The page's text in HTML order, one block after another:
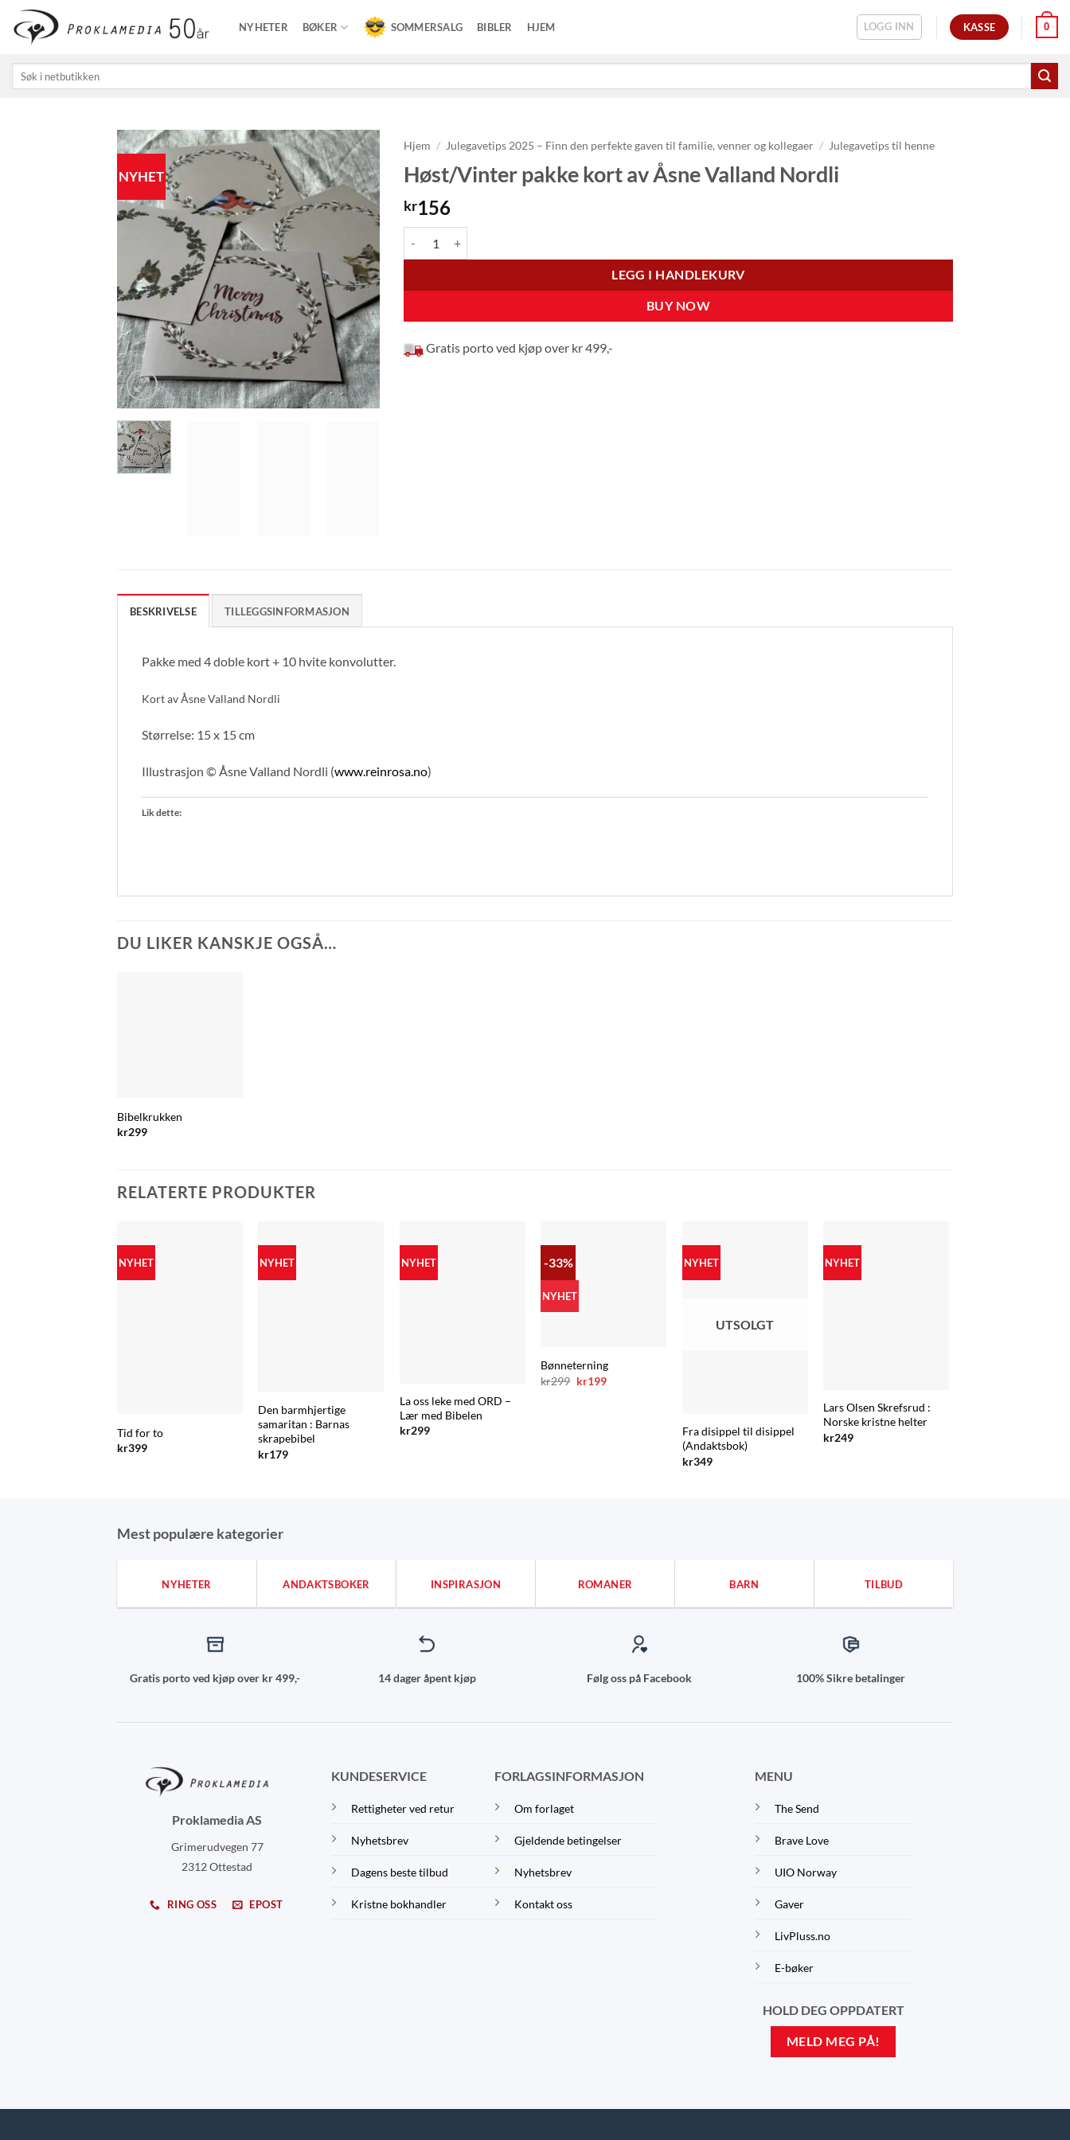
Skip
content
NYHETER BØKER SOMMERSALG BIBLER HJEM LOGG INN KASSE 0
etter:
NYHET
Hjem / Julegavetips 2025 – Finn den perfekte gaven til familie, venner og kollegaer / Julegavetips til henne
Høst/Vinter pakke kort av Åsne Valland Nordli
kr156
LEGG I HANDLEKURV
BUY NOW
Gratis porto ved kjøp over kr 499,-
BESKRIVELSE TILLEGGSINFORMASJON
Pakke med 4 doble kort + 10 hvite konvolutter.
Kort av Åsne Valland Nordli
Størrelse: 15 x 15 cm
Illustrasjon © Åsne Valland Nordli (www.reinrosa.no)
Lik dette:
DU LIKER KANSKJE OGSÅ…
Bibelkrukken
kr299
RELATERTE PRODUKTER
NYHET
Tid for to
kr399
NYHET
Den barmhjertige
samaritan : Barnas
skrapebibel
kr179
NYHET
La oss leke med ORD –
Lær med Bibelen
kr299
-33%
NYHET
Bønneterning
kr299 Opprinnelig
kr199Nåværende
NYHET
UTSOLGT
Fra disippel til disippel
(Andaktsbok)
kr349
NYHET
Lars Olsen Skrefsrud :
Norske kristne helter
kr249
Mest populære kategorier
NYHETER ANDAKTSBOKER INSPIRASJON ROMANER BARN TILBUD
Gratis porto ved kjøp over kr 499,- 14 dager åpent kjøp Følg oss på Facebook 100% Sikre betalinger
Proklamedia AS
Grimerudvegen 77
2312 Ottestad
RING OSS EPOST
KUNDESERVICE
Rettigheter ved retur
Nyhetsbrev
Dagens beste tilbud
Kristne bokhandler
FORLAGSINFORMASJON
Om forlaget
Gjeldende betingelser
Nyhetsbrev
Kontakt oss
MENU
The Send
Brave Love
UIO Norway
Gaver
LivPluss.no
E-bøker
HOLD DEG OPPDATERT
MELD MEG PÅ!